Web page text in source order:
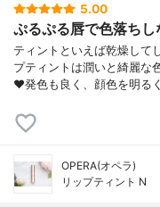
5.00
ぷるぷる唇で色落ち
ティントといえば乾燥して
プティントは潤いと綺麗な
❤️発色も良く、顔色を明る
OPERA(オペラ)
リップティント N